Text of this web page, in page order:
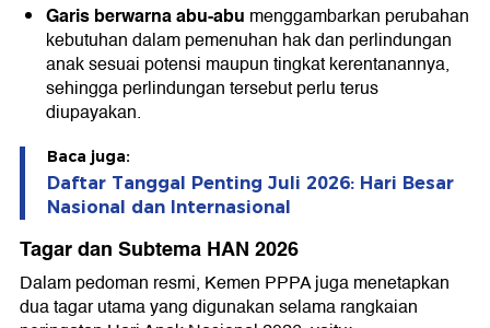
Garis berwarna abu-abu menggambarkan perubahan
kebutuhan dalam pemenuhan hak dan perlindungan
anak sesuai potensi maupun tingkat kerentanannya,
sehingga perlindungan tersebut perlu terus
diupayakan.
Baca juga:
Daftar Tanggal Penting Juli 2026: Hari Besar
Nasional dan Internasional
Tagar dan Subtema HAN 2026
Dalam pedoman resmi, Kemen PPPA juga menetapkan
dua tagar utama yang digunakan selama rangkaian